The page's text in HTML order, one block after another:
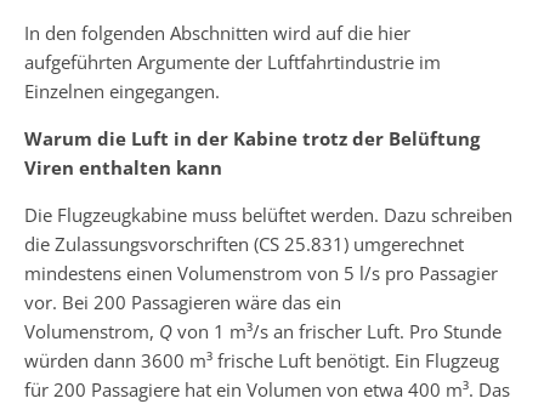
In den folgenden Abschnitten wird auf die hier
aufgeführten Argumente der Luftfahrtindustrie im
Einzelnen eingegangen.
Warum die Luft in der Kabine trotz der Belüftung
Viren enthalten kann
Die Flugzeugkabine muss belüftet werden. Dazu schreiben
die Zulassungsvorschriften (CS 25.831) umgerechnet
mindestens einen Volumenstrom von 5 l/s pro Passagier
vor. Bei 200 Passagieren wäre das ein
Volumenstrom, Q von 1 m³/s an frischer Luft. Pro Stunde
würden dann 3600 m³ frische Luft benötigt. Ein Flugzeug
für 200 Passagiere hat ein Volumen von etwa 400 m³. Das